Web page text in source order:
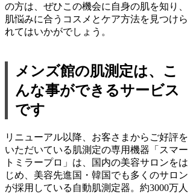
の方は、ぜひこの機会に自身の肌を知り、
肌悩みに合うコスメとケア方法を見つけら
れてはいかがでしょう。
メンズ館の肌測定は、こ
んな事ができるサービス
です
リニューアル以降、お客さまからご好評を
いただいている肌測定の専用機器「スマー
トミラープロ」は、国内の美容サロンをは
じめ、美容先進国・韓国でも多くのサロン
が採用している自動肌測定器。約3000万人